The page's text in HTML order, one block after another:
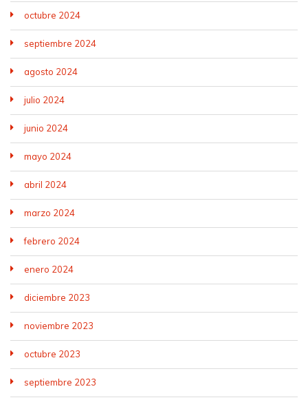
octubre 2024
septiembre 2024
agosto 2024
julio 2024
junio 2024
mayo 2024
abril 2024
marzo 2024
febrero 2024
enero 2024
diciembre 2023
noviembre 2023
octubre 2023
septiembre 2023